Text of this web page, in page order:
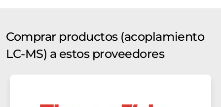
Comprar productos (acoplamiento
LC-MS) a estos proveedores